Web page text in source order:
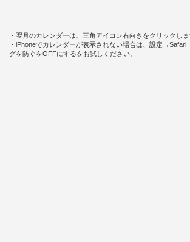
・翌月のカレンダーは、三角アイコン右向きをクリックしま
・iPhoneでカレンダーが表示されない場合は、設定
グを防ぐをOFFにするをお試しください。